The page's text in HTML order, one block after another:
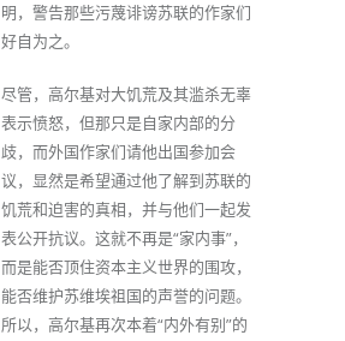
明，警告那些污蔑诽谤苏联的作家们
好自为之。
尽管，高尔基对大饥荒及其滥杀无辜
表示愤怒，但那只是自家内部的分
歧，而外国作家们请他出国参加会
议，显然是希望通过他了解到苏联的
饥荒和迫害的真相，并与他们一起发
表公开抗议。这就不再是“家内事”，
而是能否顶住资本主义世界的围攻，
能否维护苏维埃祖国的声誉的问题。
所以，高尔基再次本着“内外有别”的